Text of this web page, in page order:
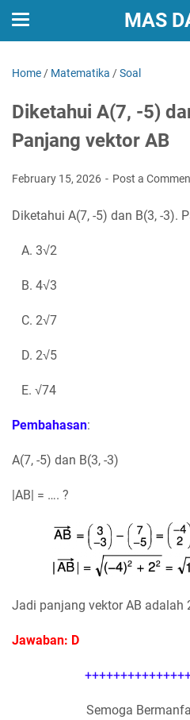
MAS
Home / Matematika /Soal
Diketahui A(7, -5)
Panjang vektor AB
February 15, 2026 Post a
Diketahui A(7, -5) dan B(3, -3).
A. 3√2
B. 4√3
C. 2√7
D. 2√5
E. √74
Pembahasan:
A(7, -5) dan B(3, -3)
|AB| = …. ?
Jadi panjang vektor AB adalah
Jawaban: D
Semoga